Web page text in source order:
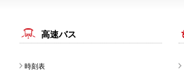
高速バス
時刻表